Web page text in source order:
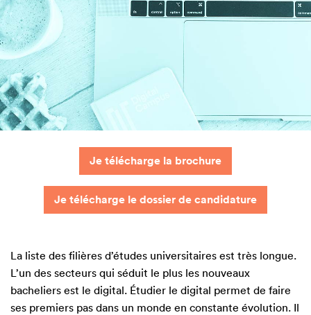
Je télécharge la brochure
Je télécharge le dossier de candidature
La liste des filières d’études universitaires est très longue.
L’un des secteurs qui séduit le plus les nouveaux
bacheliers est le digital. Étudier le digital permet de faire
ses premiers pas dans un monde en constante évolution. Il